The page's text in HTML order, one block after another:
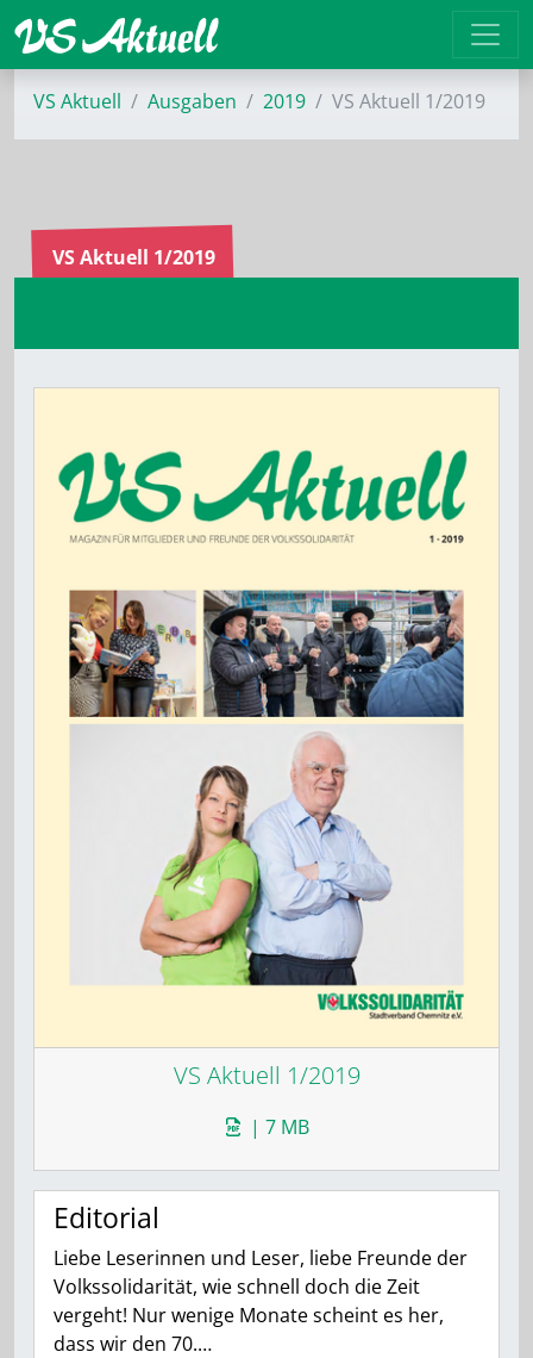
VS Aktuell Ausgaben 2019 VS Aktuell 1/2019
VS Aktuell 1/2019
VS Aktuell 1/2019
| 7 MB
Editorial
Liebe Leserinnen und Leser, liebe Freunde der
Volkssolidarität, wie schnell doch die Zeit
vergeht! Nur wenige Monate scheint es her,
dass wir den 70.…